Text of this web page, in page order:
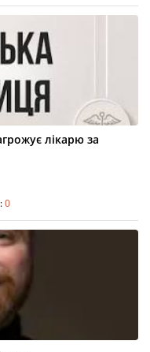
лікарю за
0